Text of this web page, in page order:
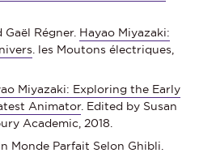
Gaël Régner. Hayao Miyazaki:
. les Moutons électriques,
Miyazaki: Exploring the Early
Animator. Edited by Susan
Academic, 2018.
Monde Parfait Selon Ghibli.